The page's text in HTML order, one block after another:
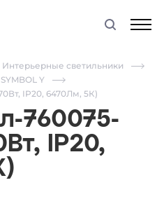
Интерьерные светильники
SYMBOL Y
IP20, 6470Лм, 5К)
760075-
IP20,